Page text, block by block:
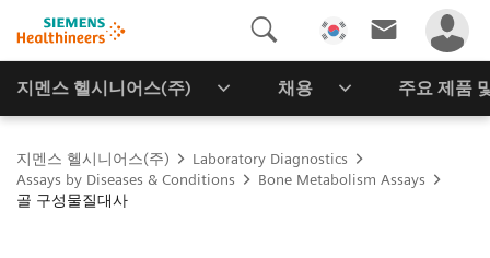
지멘스 헬시니어스(주) 채용 주요 제품
지멘스 헬시니어스(주)
Laboratory Diagnostics
Assays by Diseases & Conditions
Bone Metabolism Assays
골 구성물질대사